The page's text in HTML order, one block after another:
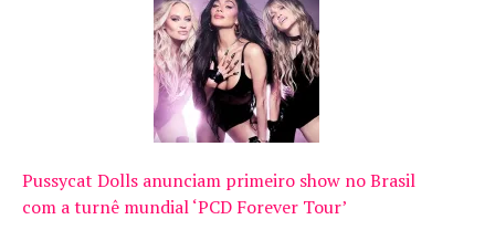
Pussycat Dolls anunciam primeiro show no Brasil
com a turnê mundial ‘PCD Forever Tour’